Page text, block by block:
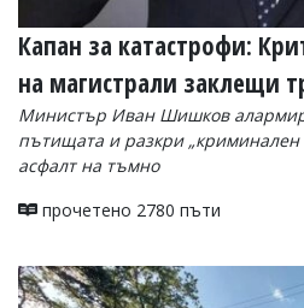
Капан за катастрофи:
на магистрали заклещи
Министър Иван Шишков
пътищата и разкри
асфалт на тъмно
прочетено 2780 пъти